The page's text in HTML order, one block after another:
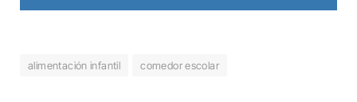
alimentación infantil comedor escolar